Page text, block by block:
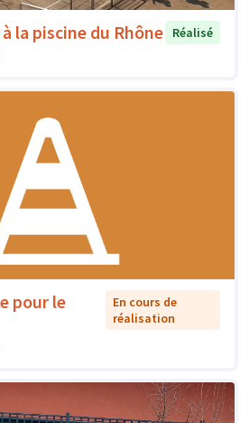
la piscine du Rhône
Réalisé
pour le
En cours de
réalisation